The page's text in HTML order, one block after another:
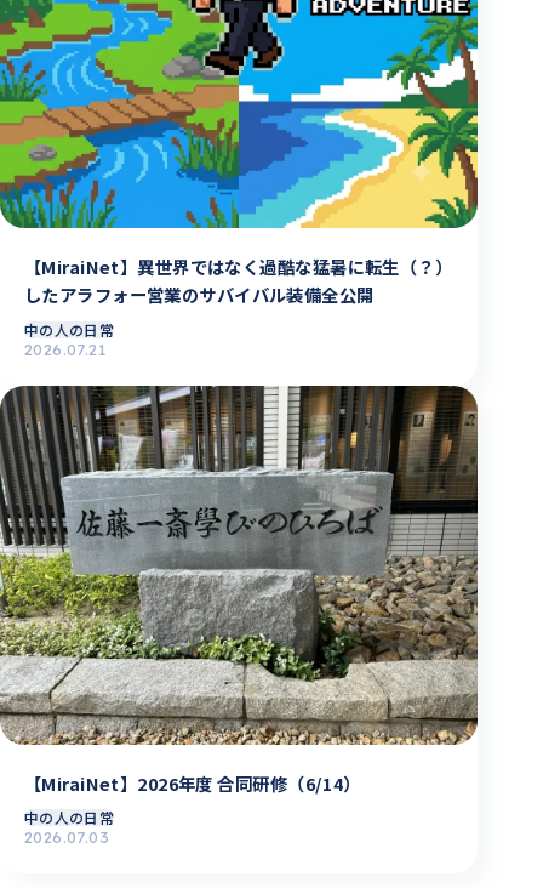
【MiraiNet】異世界ではなく過酷な猛暑に転生（？）
したアラフォー営業のサバイバル装備全公開
中の人の日常
2026.07.21
【MiraiNet】2026年度 合同研修（6/14）
中の人の日常
2026.07.03